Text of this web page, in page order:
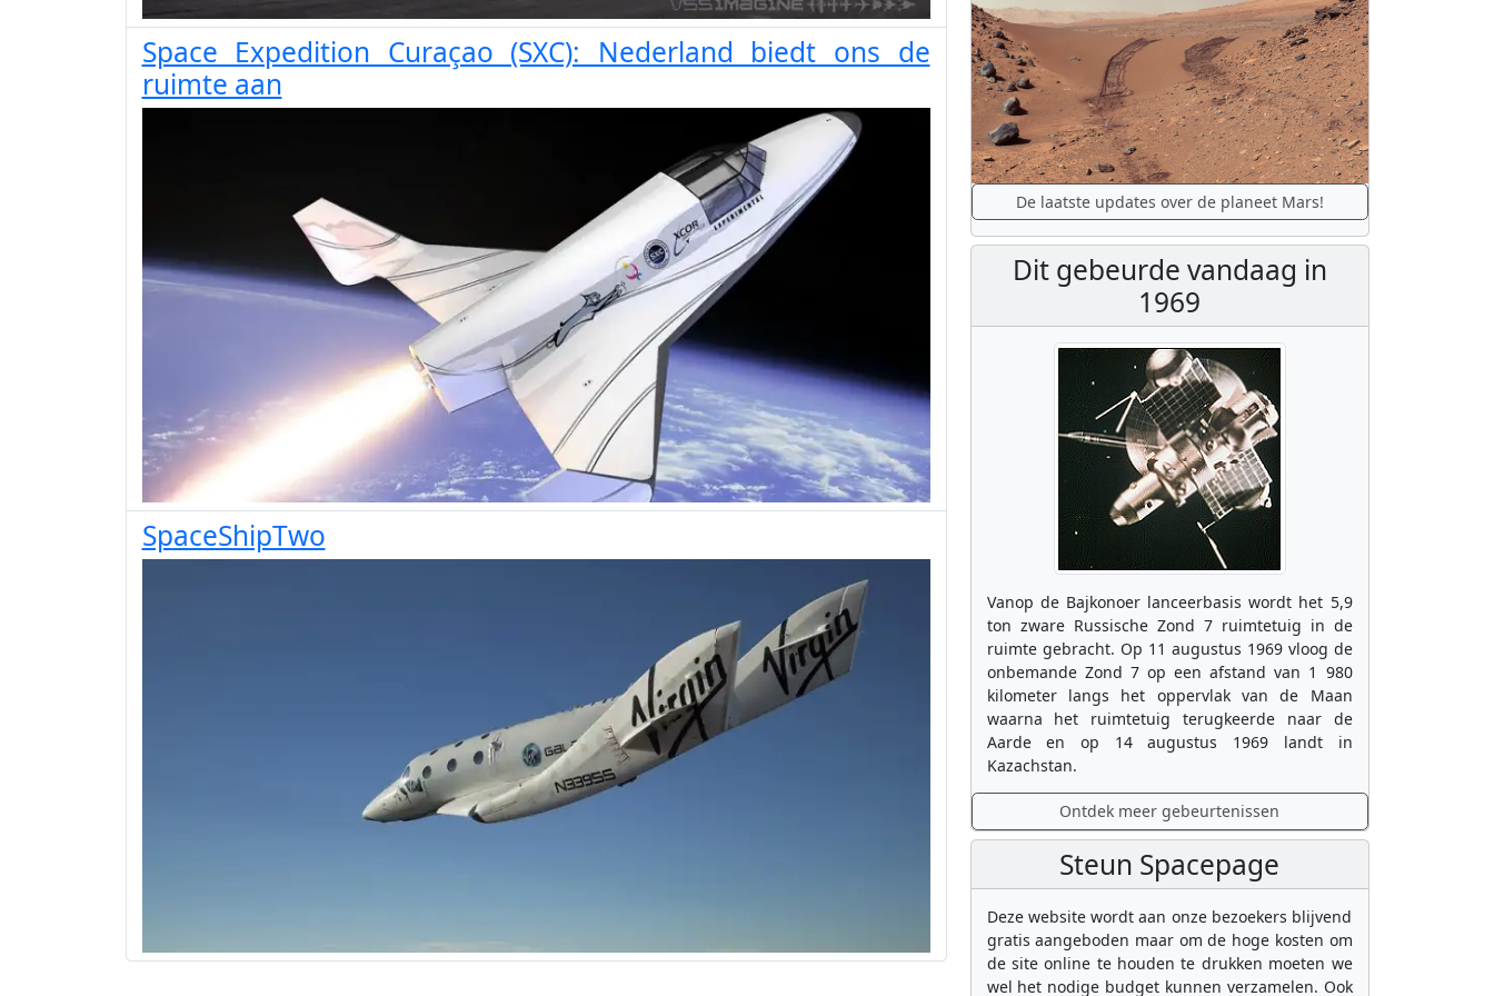
Space Expedition Curaçao (SXC): Nederland biedt ons de
ruimte aan
SpaceShipTwo
De laatste updates over de planeet Mars!
Dit gebeurde vandaag in
1969
Vanop de Bajkonoer lanceerbasis wordt het 5,9
ton zware Russische Zond 7 ruimtetuig in de
ruimte gebracht. Op 11 augustus 1969 vloog de
onbemande Zond 7 op een afstand van 1 980
kilometer langs het oppervlak van de Maan
waarna het ruimtetuig terugkeerde naar de
Aarde en op 14 augustus 1969 landt in
Kazachstan.
Ontdek meer gebeurtenissen
Steun Spacepage
Deze website wordt aan onze bezoekers blijvend
gratis aangeboden maar om de hoge kosten om
de site online te houden te drukken moeten we
wel het nodige budget kunnen verzamelen. Ook